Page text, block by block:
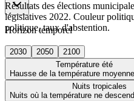
Horizon temporel
2030 2050
2100
Température été
Hausse de la température
Nuits tropicales
Nuits où la température ne
Résultats des élections
législatives 2022. Couleur
politique, taux d'abstention.